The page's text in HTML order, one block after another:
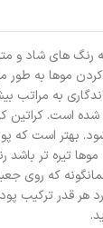
های شاد و
موها به طور
شده است.
هر قدر ترکیب